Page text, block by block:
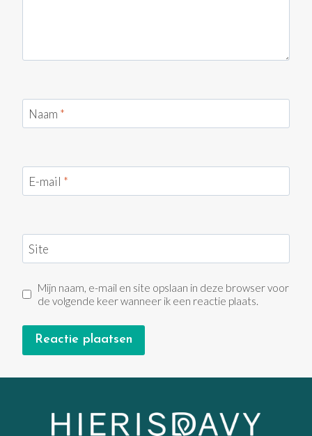
Naam *
E-mail *
Site
Mijn naam, e-mail en site opslaan in deze browser voor
de volgende keer wanneer ik een reactie plaats.